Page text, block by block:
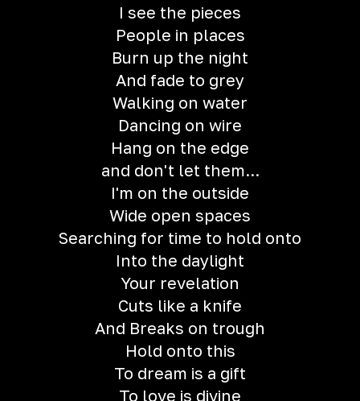
I see the pieces
People in places
Burn up the night
And fade to grey
Walking on water
Dancing on wire
Hang on the edge
and don't let them...
I'm on the outside
Wide open spaces
Searching for time to hold onto
Into the daylight
Your revelation
Cuts like a knife
And Breaks on trough
Hold onto this
To dream is a gift
To love is divine